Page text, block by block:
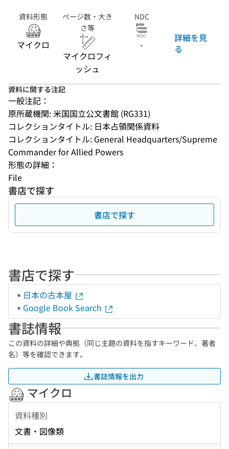
資料形態
マイクロ
ページ数・大き
さ等
マイクロフィ
ッシュ
NDC
-
詳細を見
る
資料に関する注記
一般注記：
原所蔵機関: 米国国立公文書館 (RG331)
コレクションタイトル: 日本占領関係資料
コレクションタイトル: General Headquarters/Supreme
Commander for Allied Powers
形態の詳細：
File
書店で探す
書店で探す
書店で探す
日本の古本屋
Google Book Search
書誌情報
この資料の詳細や典拠（同じ主題の資料を指すキーワード、著者
名）等を確認できます。
書誌情報を出力
マイクロ
資料種別
文書・図像類